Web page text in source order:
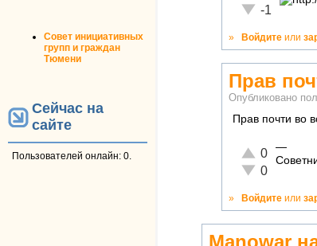
Совет инициативных
групп и граждан
Тюмени
Сейчас на
сайте
Пользователей онлайн: 0.
Неадекватно!
-1
» Войдите или
Прав
Опубликовано
Прав почти во
Отлично!
0
Неадекватно!
0
—
» Войдите или
Manowar